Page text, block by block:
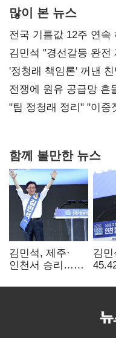
많이 본 뉴스
전국 기름값 12주 연
김민석 "경선갈등 완
사과부터"
'정청래 책임론' 꺼낸
때리기
전쟁에 원유 공급망
핵심으로 재부상
"팀 정청래 정리" "이
함께 볼만한 뉴스
김민석, 제주·
인천서 승리…
탈환'(종합)
김
격차